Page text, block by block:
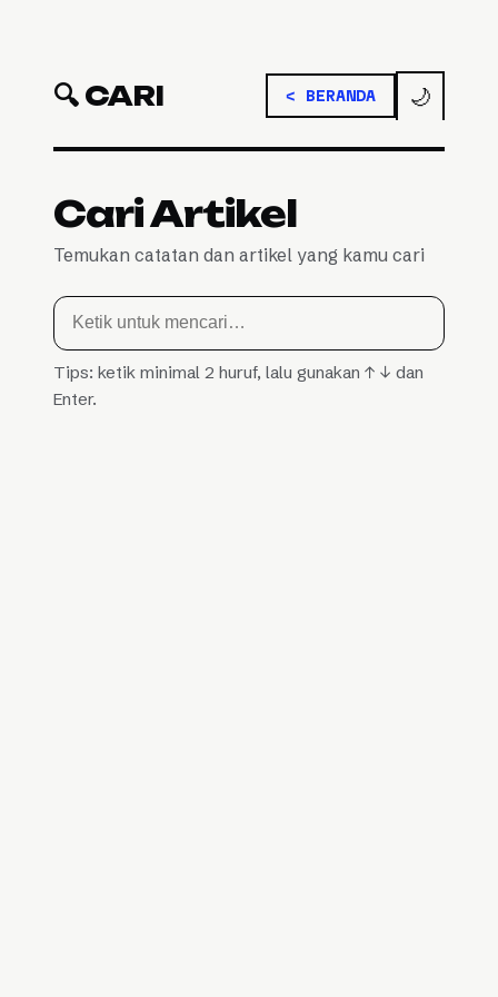
🔍 CARI < BERANDA 🌙
Cari Artikel
Temukan catatan dan artikel yang kamu cari
Cari artikel
Tips: ketik minimal 2 huruf, lalu gunakan ↑ ↓ dan
Enter.